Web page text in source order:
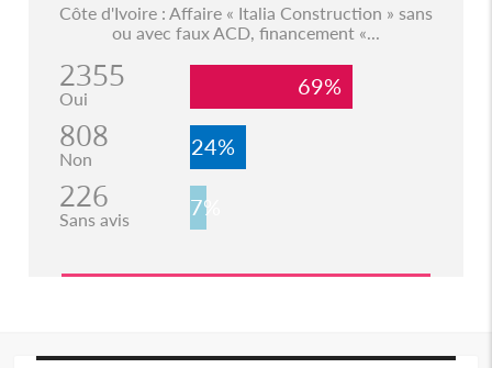
Côte d'Ivoire : Affaire « Italia Construction » sans
ou avec faux ACD, financement «...
2355
Oui 69%
808
Non 24%
226
Sans avis 7%